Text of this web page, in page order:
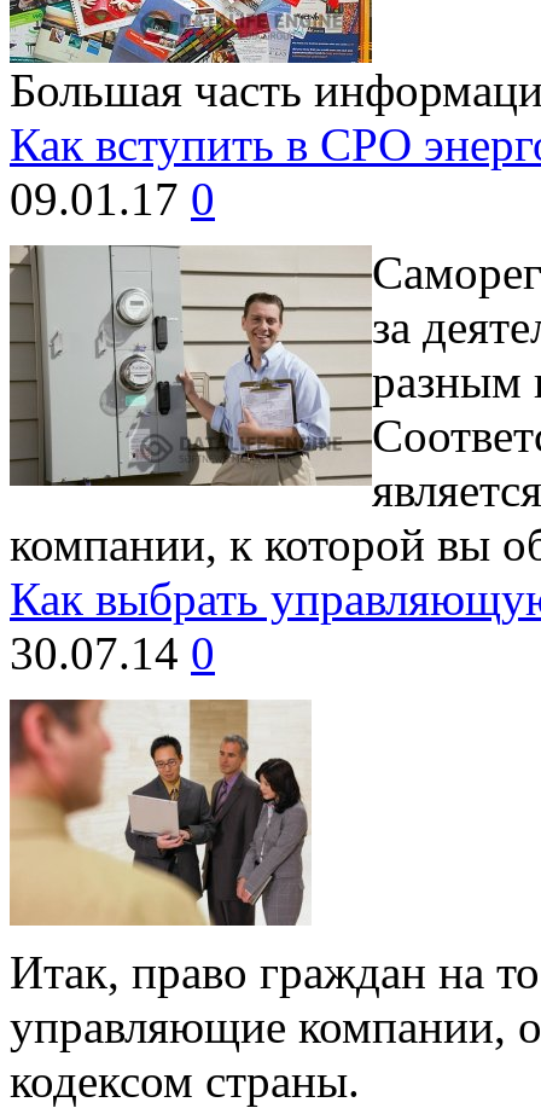
Большая часть
Как вступить в СРО
09.01.17 0
за
разным
компании, к которой вы
Как выбрать
30.07.14 0
Итак, право граждан на
управляющие компании,
кодексом страны.